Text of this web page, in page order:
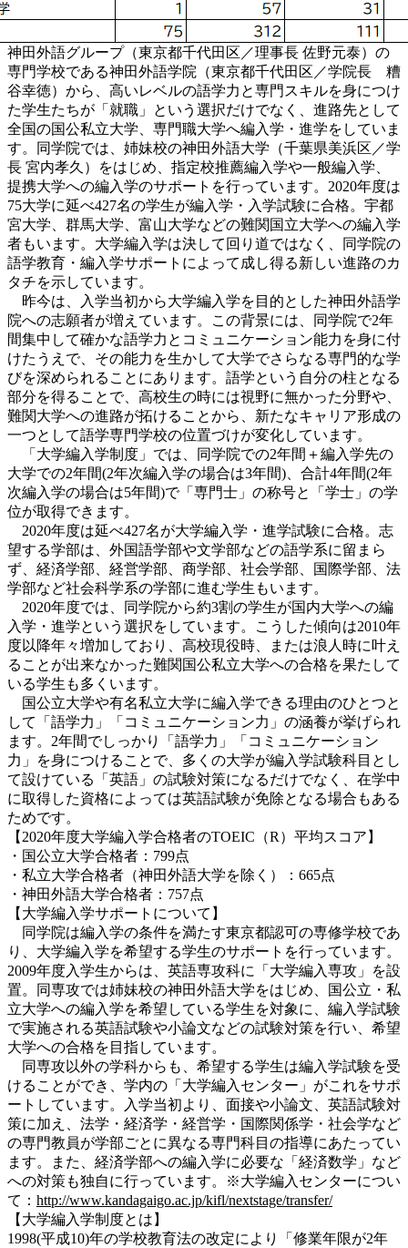
神田外語グループ（東京都千代田区／理事長 佐野元泰）の
専門学校である神田外語学院（東京都千代田区／学院長 糟
谷幸徳）から、高いレベルの語学力と専門スキルを身につけ
た学生たちが「就職」という選択だけでなく、進路先として
全国の国公私立大学、専門職大学へ編入学・進学をしていま
す。同学院では、姉妹校の神田外語大学（千葉県美浜区／学
長 宮内孝久）をはじめ、指定校推薦編入学や一般編入学、
提携大学への編入学のサポートを行っています。2020年度は
75大学に延べ427名の学生が編入学・入学試験に合格。宇都
宮大学、群馬大学、富山大学などの難関国立大学への編入学
者もいます。大学編入学は決して回り道ではなく、同学院の
語学教育・編入学サポートによって成し得る新しい進路のカ
タチを示しています。
昨今は、入学当初から大学編入学を目的とした神田外語学
院への志願者が増えています。この背景には、同学院で2年
間集中して確かな語学力とコミュニケーション能力を身に付
けたうえで、その能力を生かして大学でさらなる専門的な学
びを深められることにあります。語学という自分の柱となる
部分を得ることで、高校生の時には視野に無かった分野や、
難関大学への進路が拓けることから、新たなキャリア形成の
一つとして語学専門学校の位置づけが変化しています。
「大学編入学制度」では、同学院での2年間＋編入学先の
大学での2年間(2年次編入学の場合は3年間)、合計4年間(2年
次編入学の場合は5年間)で「専門士」の称号と「学士」の学
位が取得できます。
2020年度は延べ427名が大学編入学・進学試験に合格。志
望する学部は、外国語学部や文学部などの語学系に留まら
ず、経済学部、経営学部、商学部、社会学部、国際学部、法
学部など社会科学系の学部に進む学生もいます。
2020年度では、同学院から約3割の学生が国内大学への編
入学・進学という選択をしています。こうした傾向は2010年
度以降年々増加しており、高校現役時、または浪人時に叶え
ることが出来なかった難関国公私立大学への合格を果たして
いる学生も多くいます。
国公立大学や有名私立大学に編入学できる理由のひとつと
して「語学力」「コミュニケーション力」の涵養が挙げられ
ます。2年間でしっかり「語学力」「コミュニケーション
力」を身につけることで、多くの大学が編入学試験科目とし
て設けている「英語」の試験対策になるだけでなく、在学中
に取得した資格によっては英語試験が免除となる場合もある
ためです。
【2020年度大学編入学合格者のTOEIC（R）平均スコア】
・国公立大学合格者：799点
・私立大学合格者（神田外語大学を除く）：665点
・神田外語大学合格者：757点
【大学編入学サポートについて】
同学院は編入学の条件を満たす東京都認可の専修学校であ
り、大学編入学を希望する学生のサポートを行っています。
2009年度入学生からは、英語専攻科に「大学編入専攻」を設
置。同専攻では姉妹校の神田外語大学をはじめ、国公立・私
立大学への編入学を希望している学生を対象に、編入学試験
で実施される英語試験や小論文などの試験対策を行い、希望
大学への合格を目指しています。
同専攻以外の学科からも、希望する学生は編入学試験を受
けることができ、学内の「大学編入センター」がこれをサポ
ートしています。入学当初より、面接や小論文、英語試験対
策に加え、法学・経済学・経営学・国際関係学・社会学など
の専門教員が学部ごとに異なる専門科目の指導にあたってい
ます。また、経済学部への編入学に必要な「経済数学」など
への対策も独自に行っています。※大学編入センターについ
て： http://www.kandagaigo.ac.jp/kifl/nextstage/transfer/
【大学編入学制度とは】
1998(平成10)年の学校教育法の改定により「修業年限が2年